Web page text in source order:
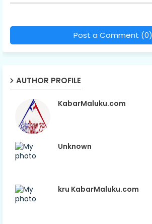
Post a Comment (0)
AUTHOR PROFILE
KabarMaluku.com
Unknown
kru KabarMaluku.com